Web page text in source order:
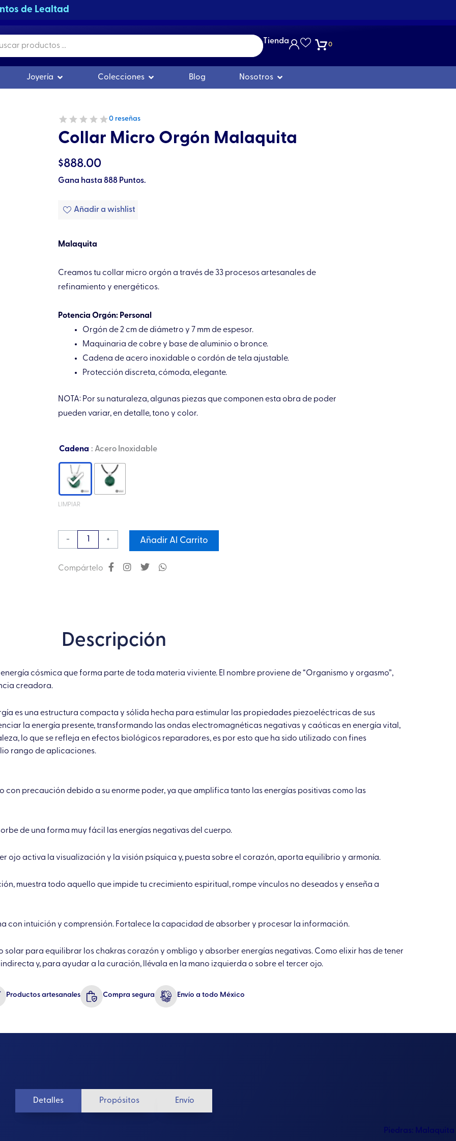
más de $1,500.00
Tienda 0
Orgonitas
Joyería Abrir JoyeríaColecciones Abrir Colecciones
Blog Nosotros Abrir Nosotros
0 reseñas
Collar Micro Orgón Malaquita
$888.00
Gana hasta 888 Puntos.
Añadir a wishlist
Malaquita
Creamos tu collar micro orgón a través de 33 procesos artesanales de
refinamiento y energéticos.
Potencia Orgón: Personal
Orgón de 2 cm de diámetro y 7 mm de espesor.
Maquinaria de cobre y base de aluminio o bronce.
Cadena de acero inoxidable o cordón de tela ajustable.
Protección discreta, cómoda, elegante.
NOTA: Por su naturaleza, algunas piezas que componen esta obra de poder
pueden variar, en detalle, tono y color.
Cadena : Acero Inoxidable
LIMPIAR
-
Collar
Micro
Orgón
Malaquita
cantidad
+ Añadir Al Carrito
Compártelo
Descripción
cósmica que forma parte de toda materia viviente. El nombre proviene de “Organismo y orgasmo”,
creadora.
es una estructura compacta y sólida hecha para estimular las propiedades piezoeléctricas de sus
la energía presente, transformando las ondas electromagnéticas negativas y caóticas en energía vital,
lo que se refleja en efectos biológicos reparadores, es por esto que ha sido utilizado con fines
rango de aplicaciones.
con precaución debido a su enorme poder, ya que amplifica tanto las energías positivas como las
de una forma muy fácil las energías negativas del cuerpo.
ojo activa la visualización y la visión psíquica y, puesta sobre el corazón, aporta equilibrio y armonía.
muestra todo aquello que impide tu crecimiento espiritual, rompe vínculos no deseados y enseña a
con intuición y comprensión. Fortalece la capacidad de absorber y procesar la información.
solar para equilibrar los chakras corazón y ombligo y absorber energías negativas. Como elixir has de tener
y, para ayudar a la curación, llévala en la mano izquierda o sobre el tercer ojo.
Productos artesanales Compra segura Envío a todo México
Detalles Propósitos Envío
Piedras:
Malaquita